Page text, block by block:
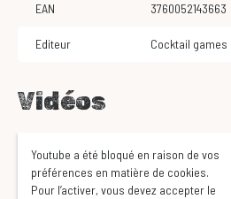
EAN 3760052143663
Editeur Cocktail games
Vidéos
Youtube a été bloqué en raison de vos
préférences en matière de cookies.
Pour l’activer, vous devez accepter le